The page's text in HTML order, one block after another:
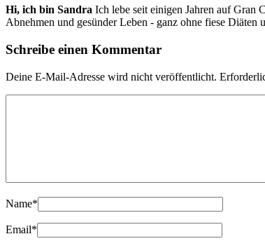
Hi, ich bin Sandra Ich lebe seit einigen Jahren auf Gran
Abnehmen und gesünder Leben - ganz ohne fiese Diäten
Schreibe einen Kommentar
Deine E-Mail-Adresse wird nicht veröffentlicht.
Name*
Email*